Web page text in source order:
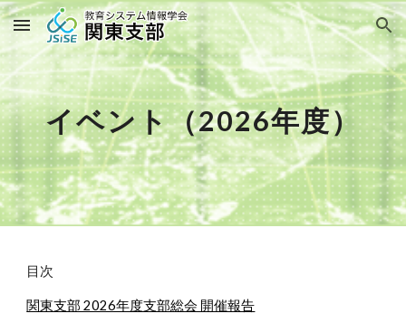
Skip to main content Skip to navigation
イベント（2026年度）
目次
関東支部 2026年度支部総会 開催報告